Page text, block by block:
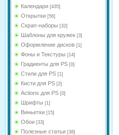
Календари [435]
Открытки [56]
Скрап-наборы [32]
Шаблоны для кружек [3]
Оформление дисков [1]
Фоны и Текстуры [14]
Градиенты для PS [0]
Стили для PS [1]
Кисти для PS [2]
Actions для PS [0]
Шрифты [1]
Виньетки [15]
Обои [33]
Полезные статьи [38]